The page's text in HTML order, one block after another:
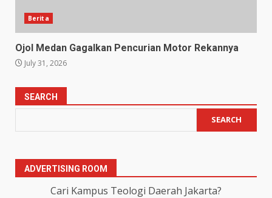
Berita
Ojol Medan Gagalkan Pencurian Motor Rekannya
July 31, 2026
SEARCH
SEARCH
ADVERTISING ROOM
Cari Kampus Teologi Daerah Jakarta?